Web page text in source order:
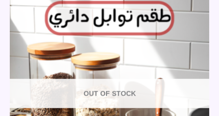
OUT OF STOCK